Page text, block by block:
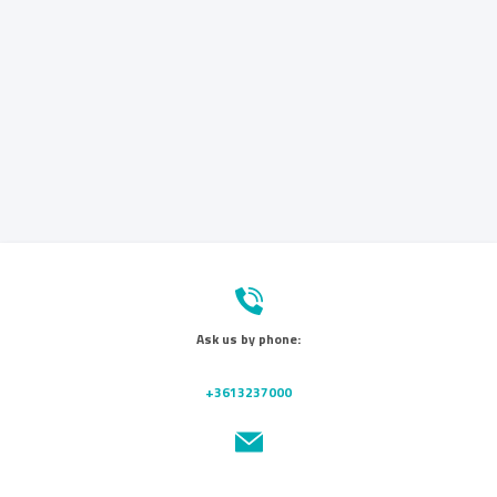
Ask us by phone:
+3613237000